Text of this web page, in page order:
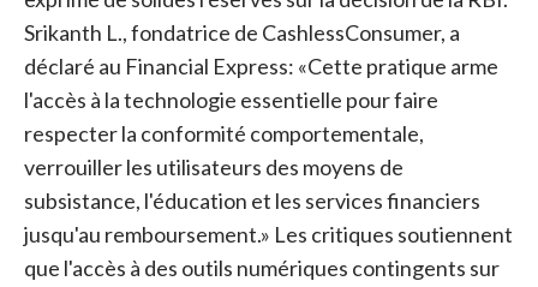
Srikanth L., fondatrice de CashlessConsumer, a
déclaré au Financial Express: «Cette pratique arme
l'accès à la technologie essentielle pour faire
respecter la conformité comportementale,
verrouiller les utilisateurs des moyens de
subsistance, l'éducation et les services financiers
jusqu'au remboursement.» Les critiques soutiennent
que l'accès à des outils numériques contingents sur